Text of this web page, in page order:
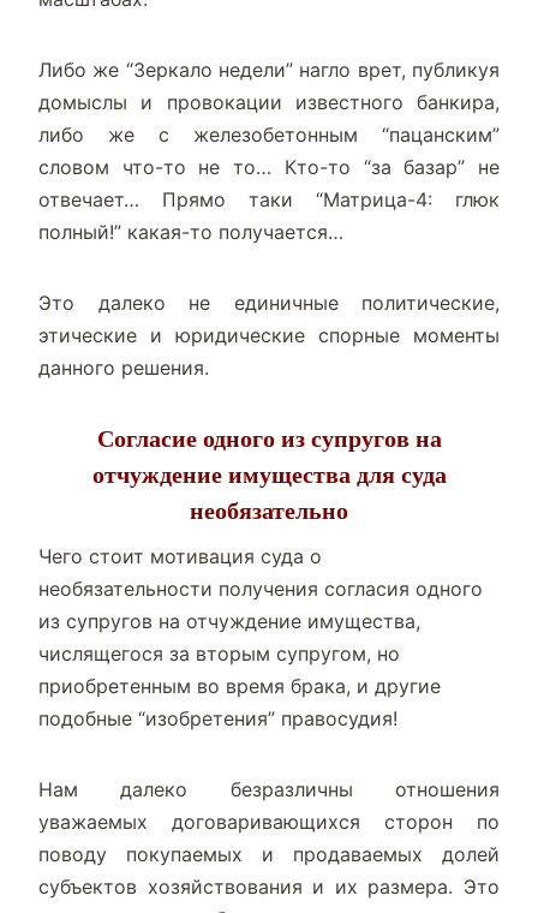
Либо же “Зеркало недели” нагло врет, публикуя
домыслы и провокации известного банкира,
либо же с железобетонным “пацанским”
словом что-то не то… Кто-то “за базар” не
отвечает… Прямо таки “Матрица-4: глюк
полный!” какая-то получается…
Это далеко не единичные политические,
этические и юридические спорные моменты
данного решения.
Согласие одного из супругов на
отчуждение имущества для суда
необязательно
Чего стоит мотивация суда о
необязательности получения согласия одного
из супругов на отчуждение имущества,
числящегося за вторым супругом, но
приобретенным во время брака, и другие
подобные “изобретения” правосудия!
Нам далеко безразличны отношения
уважаемых договаривающихся сторон по
поводу покупаемых и продаваемых долей
субъектов хозяйствования и их размера. Это